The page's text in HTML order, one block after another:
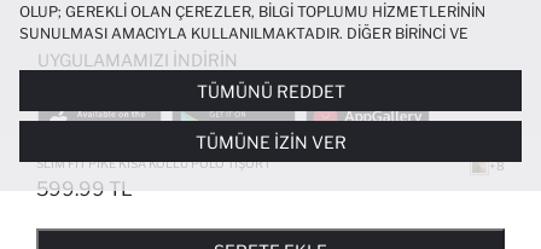
SLIM FIT PIKE KISA KOLLU POLO TIŞÖRT
599.99 TL
+8
UYGULAMAMIZI İNDIRIN
POPÜLER KATEGORILER
OLUP; GEREKLI OLAN ÇEREZLER, BILGI TOPLUMU HIZMETLERININ
SUNULMASI AMACIYLA KULLANILMAKTADIR. DIĞER BIRINCI VE
ÜÇÜNCÜ TARAF ÇEREZLER ISE SIZE DAHA IYI BIR ALIŞVERIŞ
DENEYIMI SUNULABILMESI, SITEMIZIN DAHA IŞLEVSEL KILINMASI VE
KIŞISELLEŞTIRMESI VE AÇIK RIZA VERMENIZ HALINDE, SIZLERE
YÖNELIK PAZARLAMA FAALIYETLERININ YAPILMASI AMAÇLARIYLA
SINIRLI OLARAK KULLANILACAKTIR. ÇEREZLERE DAIR TERCIHLERINIZI
ÇEREZ TERCIHLERIPANELI ARACILIĞIYLA HER ZAMAN YÖNETEBILIR,
ÇEREZLERLE ILGILI DAHA DETAYLI BILGIYE
TÜMÜNÜ REDDET
TÜMÜNE İZIN VER